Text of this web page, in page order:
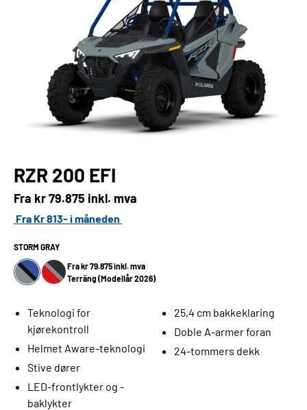
RZR 200 EFI
Fra kr79.875 inkl. mva
Fra Kr 813- i måneden
STORM GRAY
Fra kr 79.875 inkl. mva
Terräng (Modellår 2026)
Teknologi for
kjørekontroll
Helmet Aware-teknologi
Stive dører
LED-frontlykter og -
baklykter
25,4 cm bakkeklaring
Doble A-armer foran
24-tommers dekk